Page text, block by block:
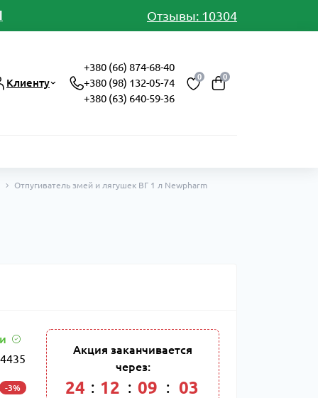
Отзывы: 10304
Клиенту
+380 (66) 874-68-40
+380 (98) 132-05-74
+380 (63) 640-59-36
0 0
Отпугиватель змей и лягушек ВГ 1 л Newpharm
-3%
Акция заканчивается
через:
24 : 12 : 09 : 02